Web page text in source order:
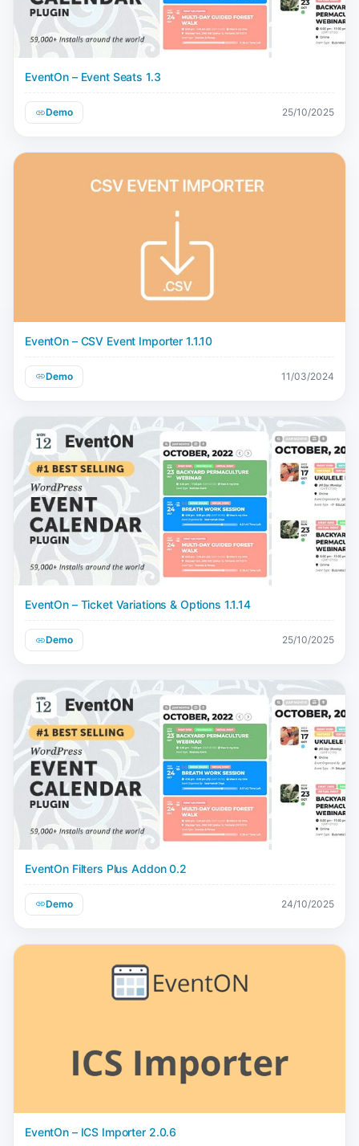
EventOn – Event Seats 1.3
Demo 25/10/2025
EventOn – CSV Event Importer 1.1.10
Demo 11/03/2024
EventOn – Ticket Variations & Options 1.1.14
Demo 25/10/2025
EventOn Filters Plus Addon 0.2
Demo 24/10/2025
EventOn – ICS Importer 2.0.6